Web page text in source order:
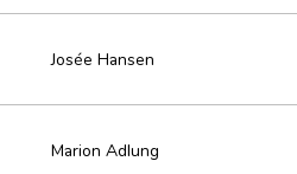
Josée Hansen
Marion Adlung